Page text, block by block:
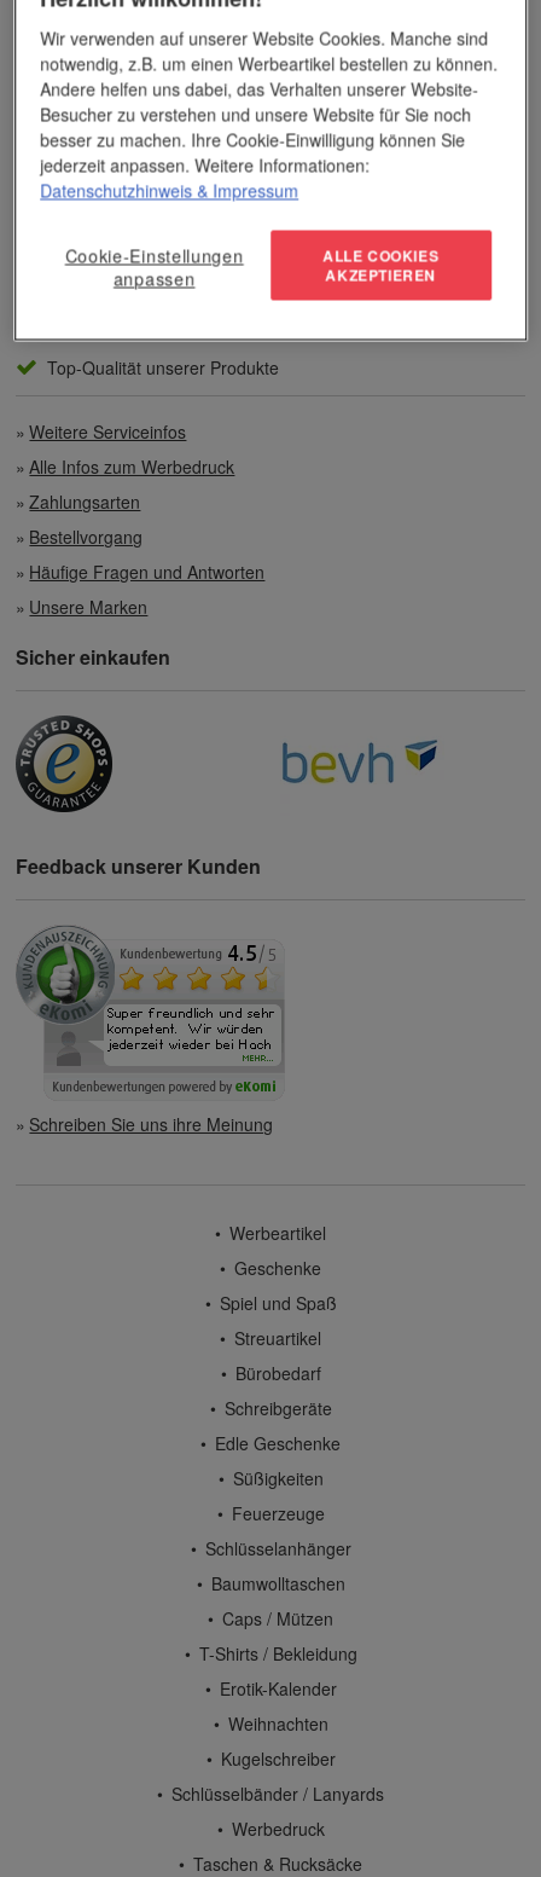
Bereich der Werbemittelveredelung und im Werbeartikel-Markt.
Dieses Wissen kommt unseren Kunden tagtäglich zugute,
insbesondere wenn es um professionellenWerbedruckund
andere Veredelungsverfahren geht.
Unser Service
Individuelle Beratung
Zahlen per Rechnung
Top-Qualität unserer Produkte
Weitere Serviceinfos
Alle Infos zum Werbedruck
Zahlungsarten
Bestellvorgang
Häufige Fragen und Antworten
Unsere Marken
Sicher einkaufen
Feedback unserer Kunden
Schreiben Sie uns ihre Meinung
Werbeartikel
Geschenke
Spiel und Spaß
Streuartikel
Bürobedarf
Schreibgeräte
Edle Geschenke
Süßigkeiten
Feuerzeuge
Schlüsselanhänger
Baumwolltaschen
Caps / Mützen
T-Shirts / Bekleidung
Erotik-Kalender
Weihnachten
Kugelschreiber
Schlüsselbänder / Lanyards
Werbedruck
Taschen & Rucksäcke
Wir verwenden auf unserer Website Cookies. Manche sind
notwendig, z.B. um einen Werbeartikel bestellen zu können.
Andere helfen uns dabei, das Verhalten unserer Website-
Besucher zu verstehen und unsere Website für Sie noch
besser zu machen. Ihre Cookie-Einwilligung können Sie
jederzeit anpassen. Weitere Informationen:
Datenschutzhinweis & Impressum
Cookie-Einstellungen
anpassen
ALLE COOKIES
AKZEPTIEREN